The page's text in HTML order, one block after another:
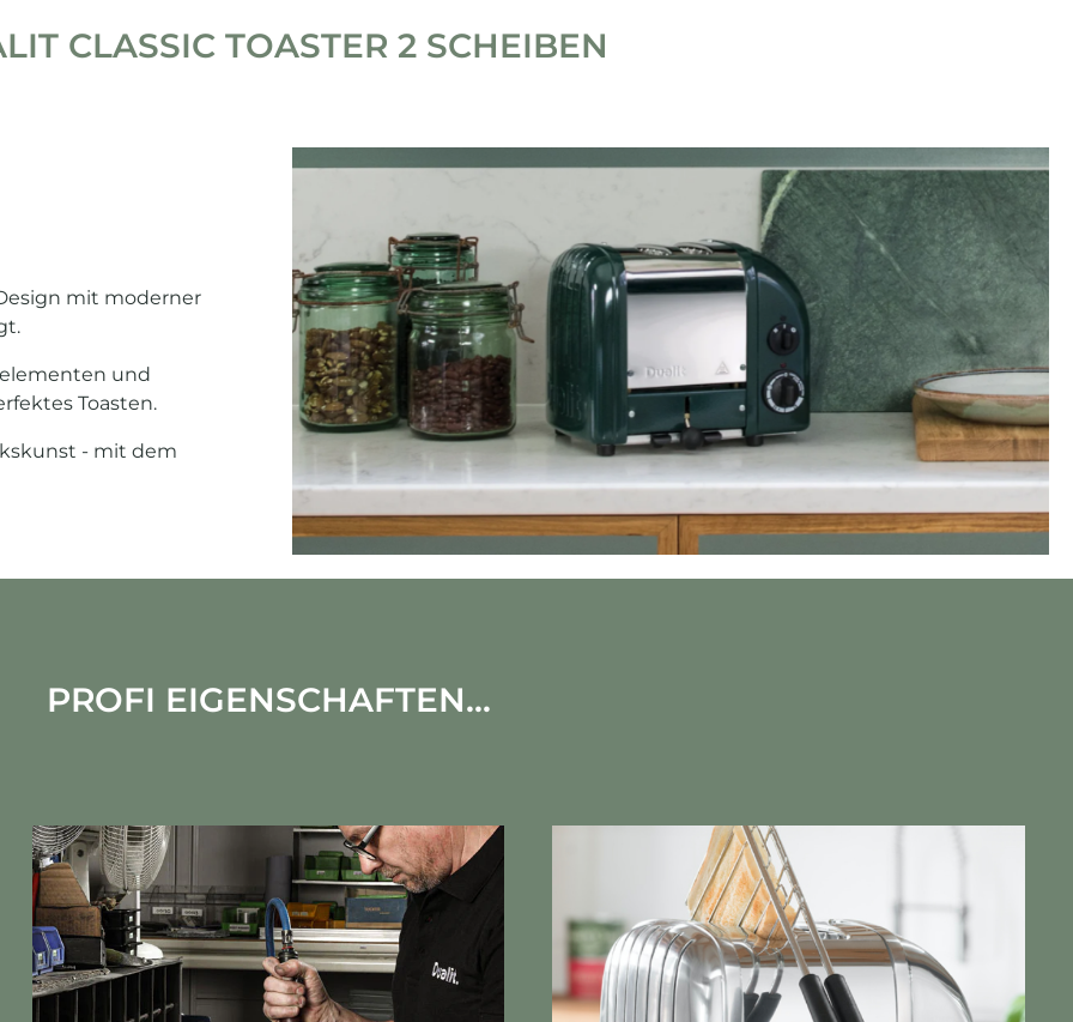
CLASSIC TOASTER 2 SCHEIBEN
mit moderner
und
Toasten.
- mit dem
PROFI EIGENSCHAFTEN...